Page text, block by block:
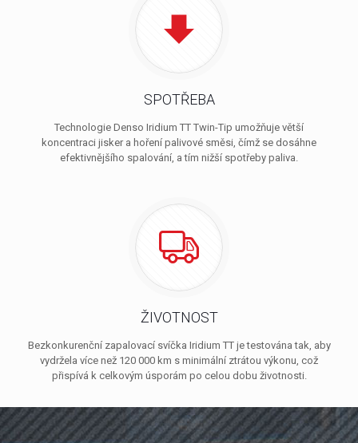
SPOTŘEBA
Technologie Denso Iridium TT Twin-Tip umožňuje větší
koncentraci jisker a hoření palivové směsi, čímž se dosáhne
efektivnějšího spalování, a tím nižší spotřeby paliva.
ŽIVOTNOST
Bezkonkurenční zapalovací svíčka Iridium TT je testována tak, aby
vydržela více než 120 000 km s minimální ztrátou výkonu, což
přispívá k celkovým úsporám po celou dobu životnosti.